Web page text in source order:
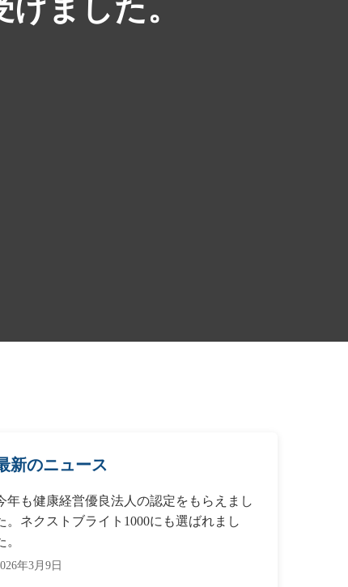
ました。
新のニュース
年も健康経営優良法人の認定をもらえまし
。ネクストブライト1000にも選ばれまし
。
年3月9日